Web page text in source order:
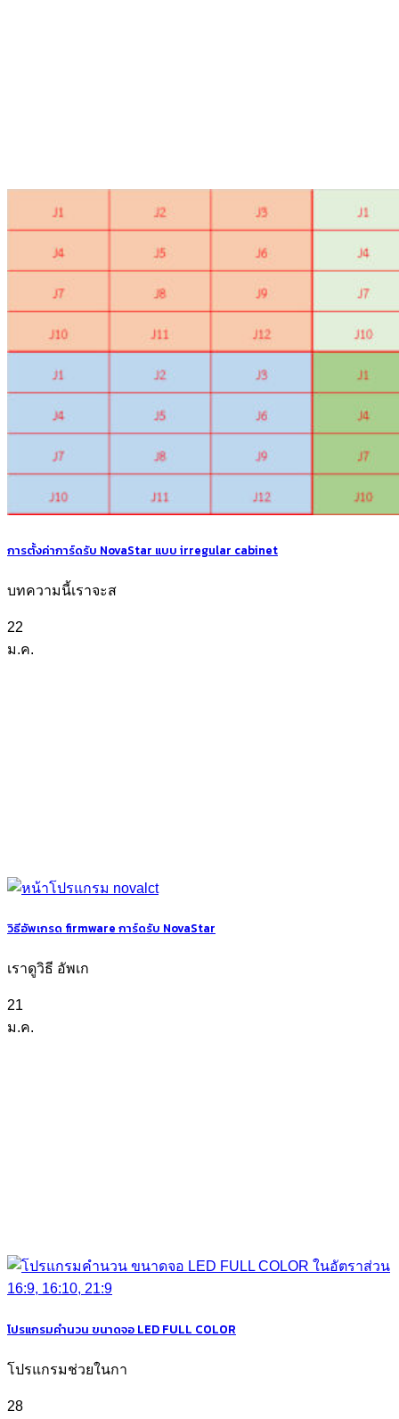
การตั้งค่าการ์ดรับ NovaStar แบบ irregular cabinet
บทความนี้เราจะส
22
ม.ค.
วิธีอัพเกรด firmware การ์ดรับ NovaStar
เราดูวิธี อัพเก
21
ม.ค.
โปรแกรมคำนวน ขนาดจอ LED FULL COLOR
โปรแกรมช่วยในกา
28